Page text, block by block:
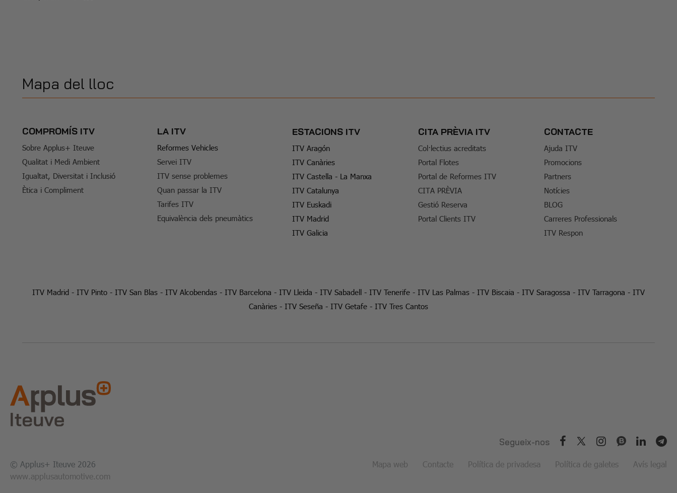
Mapa del lloc
COMPROMÍS ITV
Sobre Applus+ Iteuve
Qualitat i Medi Ambient
Igualtat, Diversitat i Inclusió
Ètica i Compliment
LA ITV
Reformes Vehicles
Servei ITV
ITV sense problemes
Quan passar la ITV
Tarifes ITV
Equivalència dels pneumàtics
ESTACIONS ITV
ITV Aragón
ITV Canàries
ITV Castella - La Manxa
ITV Catalunya
ITV Euskadi
ITV Madrid
ITV Galicia
CITA PRÈVIA ITV
Col·lectius acreditats
Portal Flotes
Portal de Reformes ITV
CITA PRÈVIA
Gestió Reserva
Portal Clients ITV
CONTACTE
Ajuda ITV
Promocions
Partners
Notícies
BLOG
Carreres Professionals
ITV Respon
ITV Madrid - ITV Pinto - ITV San Blas - ITV Alcobendas - ITV Barcelona - ITV Lleida - ITV Sabadell - ITV Tenerife - ITV Las Palmas - ITV Biscaia - ITV Saragossa - ITV Tarragona - ITV
Canàries - ITV Seseña - ITV Getafe - ITV Tres Cantos
Segueix-nos
© Applus+ Iteuve 2026
www.applusautomotive.com
Mapa web Contacte Política de privadesa Política de galetes Avís legal